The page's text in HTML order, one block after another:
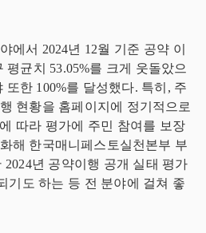
에서 2024년 12월 기준 공약 이
평균치 53.05%를 크게 웃돌았으
또한 100%를 달성했다. 특히, 주
현황을 홈페이지에 정기적으로
따라 평가에 주민 참여를 보장
해 한국매니페스토실천본부 부
년 공약이행 공개 실태 평가
기도 하는 등 전 분야에 걸쳐 좋